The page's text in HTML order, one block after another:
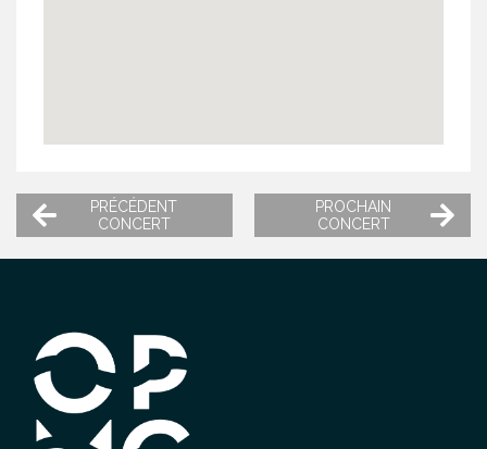
PRÉCÉDENT
CONCERT
PROCHAIN
CONCERT